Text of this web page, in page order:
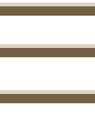
المنتدى
المنتدى